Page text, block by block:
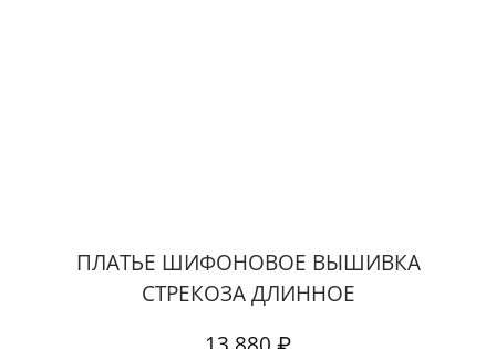
ПЛАТЬЕ ШИФОНОВОЕ ВЫШИВКА
СТРЕКОЗА ДЛИННОЕ